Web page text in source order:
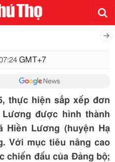
GMT+7
thực hiện sắp xếp đơn
được hình thành
Hiền Lương (huyện Hạ
Với mục tiêu nâng cao
chiến đấu của Đảng bộ;